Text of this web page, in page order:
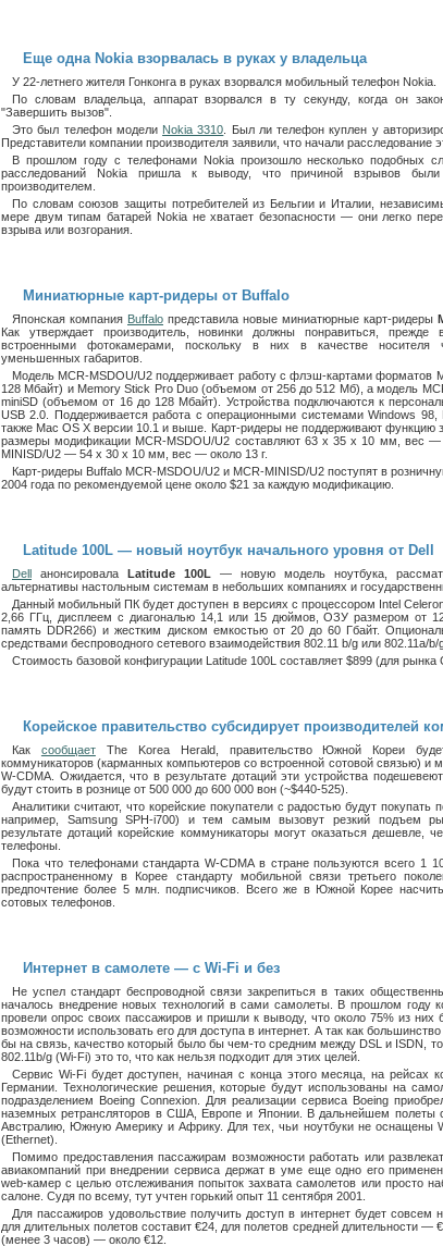
Еще одна Nokia взорвалась в руках у владельца
У 22-летнего жителя Гонконга в руках взорвался мобильный телефон Nokia.
По словам владельца, аппарат взорвался в ту секунду, когда он
"Завершить вызов".
Это был телефон модели Nokia 3310 . Был ли телефон куплен у
Представители компании производителя заявили, что начали расследование
В прошлом году с телефонами Nokia произошло несколько подобных
расследований Nokia пришла к выводу, что причиной взрывов были
производителем.
По словам союзов защиты потребителей из Бельгии и Италии,
мере двум типам батарей Nokia не хватает безопасности — они легко
взрыва или возгорания.
Миниатюрные карт-ридеры от Buffalo
Японская компания Buffalo представила новые миниатюрные карт-ридеры
Как утверждает производитель, новинки должны понравиться, прежде
встроенными фотокамерами, поскольку в них в качестве носителя
уменьшенных габаритов.
Модель MCR-MSDOU/U2 поддерживает работу с флэш-картами форматов
128 Мбайт) и Memory Stick Pro Duo (объемом от 256 до 512 Мб), а модель
miniSD (объемом от 16 до 128 Мбайт). Устройства подключаются к
USB 2.0. Поддерживается работа с операционными системами Windows
также Mac OS X версии 10.1 и выше. Карт-ридеры не поддерживают функцию
размеры модификации MCR-MSDOU/U2 составляют 63 х 35 х 10 мм, вес
MINISD/U2 — 54 х 30 х 10 мм, вес — около 13 г.
Карт-ридеры Buffalo MCR-MSDOU/U2 и MCR-MINISD/U2 поступят в
2004 года по рекомендуемой цене около $21 за каждую модификацию.
Latitude 100L — новый ноутбук начального уровня от Dell
Dell анонсировала Latitude 100L — новую модель ноутбука,
альтернативы настольным системам в небольших компаниях и
Данный мобильный ПК будет доступен в версиях с процессором Intel
2,66 ГГц, дисплеем с диагональю 14,1 или 15 дюймов, ОЗУ размером от
память DDR266) и жестким диском емкостью от 20 до 60 Гбайт.
средствами беспроводного сетевого взаимодействия 802.11 b/g или 802.11a/b/
Стоимость базовой конфигурации Latitude 100L составляет $899 (для рынка
Корейское правительство субсидирует производителей
Как сообщаетThe Korea Herald, правительство Южной Кореи будет
коммуникаторов (карманных компьютеров со встроенной сотовой связью) и
W-CDMA. Ожидается, что в результате дотаций эти устройства
будут стоить в рознице от 500 000 до 600 000 вон (~$440-525).
Аналитики считают, что корейские покупатели с радостью будут
например, Samsung SPH-i700) и тем самым вызовут резкий подъем
результате дотаций корейские коммуникаторы могут оказаться дешевле,
телефоны.
Пока что телефонами стандарта W-CDMA в стране пользуются всего 1
распространенному в Корее стандарту мобильной связи третьего
предпочтение более 5 млн. подписчиков. Всего же в Южной Корее
сотовых телефонов.
Интернет в самолете — с Wi-Fi и без
Не успел стандарт беспроводной связи закрепиться в таких
началось внедрение новых технологий в сами самолеты. В прошлом году
провели опрос своих пассажиров и пришли к выводу, что около 75% из них
возможности использовать его для доступа в интернет. А так как
бы на связь, качество который было бы чем-то средним между DSL и ISDN,
802.11b/g (Wi-Fi) это то, что как нельзя подходит для этих целей.
Сервис Wi-Fi будет доступен, начиная с конца этого месяца, на рейсах
Германии. Технологические решения, которые будут использованы на
подразделением Boeing Connexion. Для реализации сервиса Boeing
наземных ретрансляторов в США, Европе и Японии. В дальнейшем полеты
Австралию, Южную Америку и Африку. Для тех, чьи ноутбуки не оснащены
(Ethernet).
Помимо предоставления пассажирам возможности работать или
авиакомпаний при внедрении сервиса держат в уме еще одно его
web-камер с целью отслеживания попыток захвата самолетов или просто
салоне. Судя по всему, тут учтен горький опыт 11 сентября 2001.
Для пассажиров удовольствие получить доступ в интернет будет
для длительных полетов составит €24, для полетов средней длительности —
(менее 3 часов) — около €12.